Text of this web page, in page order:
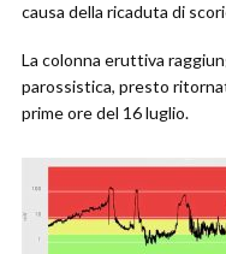
causa della ricaduta di
La colonna eruttiva
parossistica, presto
prime ore del 16 luglio.